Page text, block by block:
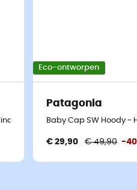
Eco-ontworpen
Patagonia
Baby Cap SW Hoody -
€ 29,90 € 49,90 -